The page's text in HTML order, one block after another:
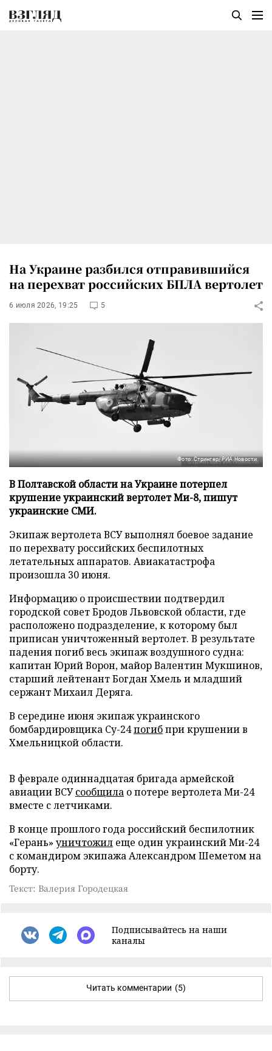
На Украине разбился отправившийся
на перехват российских БПЛА вертолет
6 июля 2026, 19:25 5
Фото: Стрингер/РИА Новости
В Полтавской области на Украине потерпел
крушение украинский вертолет Ми-8, пишут
украинские СМИ.
Экипаж вертолета ВСУ выполнял боевое задание
по перехвату российских беспилотных
летательных аппаратов. Авиакатастрофа
произошла 30 июня.
Информацию о происшествии подтвердил
городской совет Бродов Львовской области, где
расположено подразделение, к которому был
приписан уничтоженный вертолет. В результате
падения погиб весь экипаж воздушного судна:
капитан Юрий Ворон, майор Валентин Мукшинов,
старший лейтенант Богдан Хмель и младший
сержант Михаил Деряга.
В середине июня экипаж украинского
бомбардировщика Су-24погибпри крушении в
Хмельницкой области.
В феврале одиннадцатая бригада армейской
авиации ВСУсообщила о потере вертолета Ми-24
вместе с летчиками.
В конце прошлого года российский беспилотник
«Герань» уничтожил еще один украинский Ми-24
с командиром экипажа Александром Шеметом на
борту.
Текст: Валерия Городецкая
Подписывайтесь на наши
каналы
Читать комментарии (5)